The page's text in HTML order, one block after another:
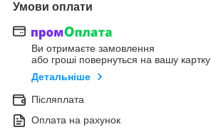
Умови оплати
Ви отримаєте замовлення
або гроші повернуться на вашу картку
Детальніше
Післяплата
Оплата на рахунок